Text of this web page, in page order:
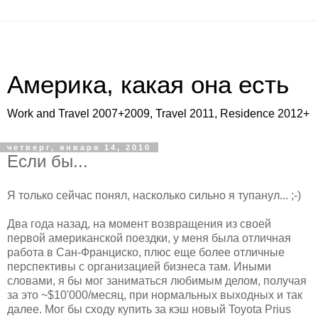
Америка, какая она есть
Work and Travel 2007+2009, Travel 2011, Residence 2012+
четверг, января 14, 2010
Если бы...
Я только сейчас понял, насколько сильно я тупанул... ;-)
Два года назад, на момент возвращения из своей
первой американской поездки, у меня была отличная
работа в Сан-Франциско, плюс еще более отличные
перспективы с организацией бизнеса там. Иными
словами, я бы мог заниматься любимым делом, получая
за это ~$10'000/месяц, при нормальных выходных и так
далее. Мог бы сходу купить за кэш новый Toyota Prius